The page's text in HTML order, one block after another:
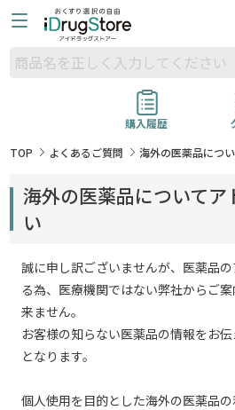
購入履歴
TOP
よくあるご質問 海外の医薬品につ
海外の医薬品についてア
い
誠に申し訳ございませんが、医薬品
る為、医療機関ではない弊社からご
来ません。
お客様の知らない医薬品の情報をお
となります。
個人使用を目的とした海外の医薬品